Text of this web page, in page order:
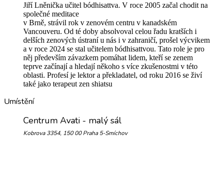
Jiří Lněnička učitel bódhisattva. V roce 2005 začal chodit na
společné meditace
v Brně, strávil rok v zenovém centru v kanadském
Vancouveru. Od té doby absolvoval celou řadu kratších i
delších zenových ústraní u nás i v zahraničí, prošel výcvikem
a v roce 2024 se stal učitelem bódhisattvou. Tato role je pro
něj především závazkem pomáhat lidem, kteří se zenem
teprve začínají a hledají někoho s více zkušenostmi v této
oblasti. Profesí je lektor a překladatel, od roku 2016 se živí
také jako terapeut zen shiatsu
Umístění
Centrum Avati - malý sál
Kobrova 3354, 150 00 Praha 5-Smíchov